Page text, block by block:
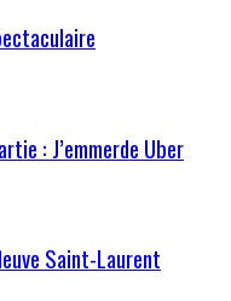
: J’emmerde Uber
Saint-Laurent